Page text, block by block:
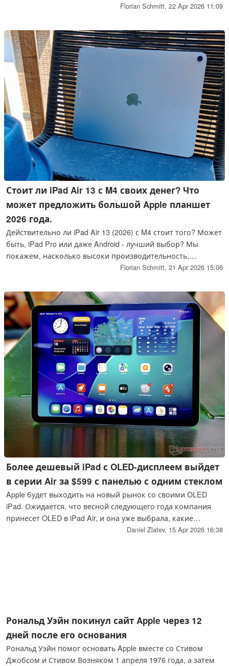
которые не сильно бьют по карману и при этом обладают
2026.
Florian Schmitt, 22 Apr 2026 11:09
Стоит ли iPad Air 13 с M4 своих денег? Что
может предложить большой Apple планшет
2026 года.
Действительно ли iPad Air 13 (2026) с M4 стоит того? Может
быть, iPad Pro или даже Android - лучший выбор? Мы
покажем, насколько высоки производительность,
дисплей, пригодность для повседневного использования и
стоит того.
Florian Schmitt, 21 Apr 2026 15:06
Более дешевый iPad с OLED-дисплеем выйдет
в серии Air за $599 с панелью с одним стеклом
Apple будет выходить на новый рынок со своими OLED
iPad. Ожидается, что весной следующего года компания
принесет OLED в iPad Air, и она уже выбрала, какие
характеристики дисплея Samsung следует сократить,
Daniel Zlatev, 15 Apr 2026 16:38
Рональд Уэйн покинул сайт Apple через 12
дней после его основания
Рональд Уэйн помог основать Apple вместе со Стивом
Джобсом и Стивом Возняком 1 апреля 1976 года, а затем